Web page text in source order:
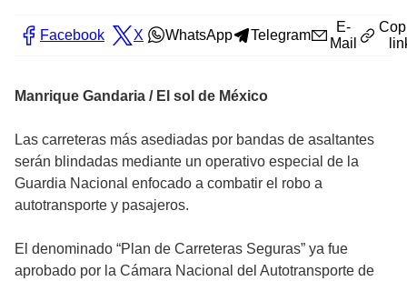
Facebook X WhatsApp Telegram
E-
Mail
Manrique Gandaria / El sol de México
Las carreteras más asediadas por bandas de asaltantes
serán blindadas mediante un operativo especial de la
Guardia Nacional enfocado a combatir el robo a
autotransporte y pasajeros.
El denominado “Plan de Carreteras Seguras” ya fue
aprobado por la Cámara Nacional del Autotransporte de